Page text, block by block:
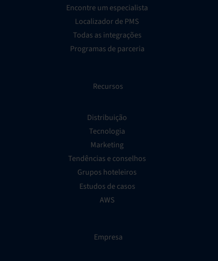
Encontre um especialista
Localizador de PMS
Todas as integrações
Programas de parceria
Recursos
Distribuição
Tecnologia
Marketing
Tendências e conselhos
Grupos hoteleiros
Estudos de casos
AWS
Empresa